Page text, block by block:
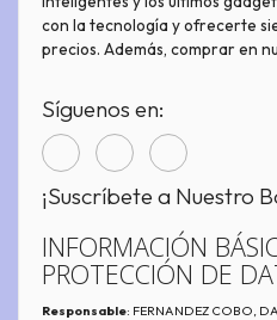
con la tecnología y ofrecerte
precios. Además, comprar en
Síguenos en:
¡Suscríbete a Nuestro
INFORMACIÓN
PROTECCIÓN DE
Responsable: FERNANDEZ COBO,